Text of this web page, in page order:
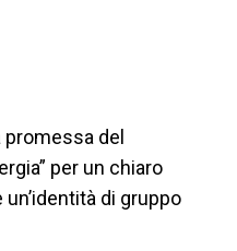
promessa del
per un chiaro
di gruppo